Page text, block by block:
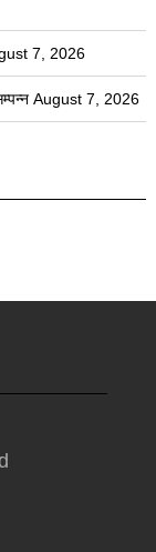
7, 2026
August 7, 2026